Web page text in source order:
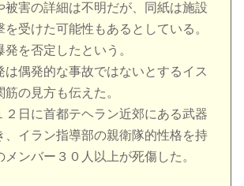
害の詳細は不明だが、同紙は施設
受けた可能性もあるとしている。
を否定したという。
偶発的な事故ではないとするイス
の見方も伝えた。
日に首都テヘラン近郊にある武器
、イラン指導部の親衛隊的性格を持
ンバー３０人以上が死傷した。